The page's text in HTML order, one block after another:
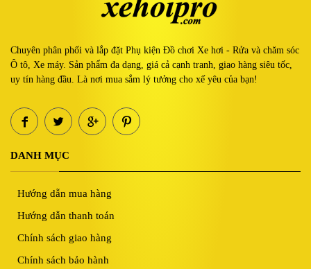
Chuyên phân phối và lắp đặt Phụ kiện Đồ chơi Xe hơi - Rửa và chăm sóc
Ô tô, Xe máy. Sản phẩm đa dạng, giá cả cạnh tranh, giao hàng siêu tốc,
uy tín hàng đầu. Là nơi mua sắm lý tưởng cho xế yêu của bạn!
DANH MỤC
Hướng dẫn mua hàng
Hướng dẫn thanh toán
Chính sách giao hàng
Chính sách bảo hành